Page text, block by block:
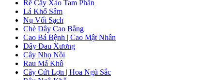
Rễ Cây Xáo Tam Phân
Lá Khổ Sâm
Nụ Vối Sạch
Chè Dây Cao Bằng
Cao Bá Bệnh | Cao Mật Nhân
Dây Đau Xương
Cây Nhọ Nồi
Rau Má Khô
Cây Cứt Lợn | Hoa Ngũ Sắc